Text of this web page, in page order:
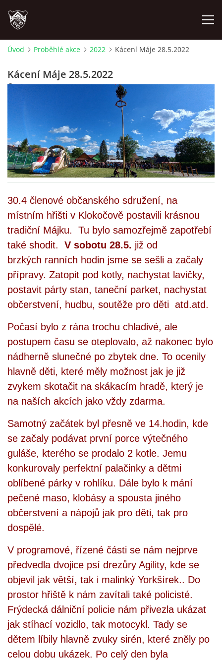
PLÁNOVANÉ AKCE
PROBĚHLÉ AKCE
NOVINKY
FOTOALBUM
VIDEA
INTERNÍ SEKCE
KONTAKTY
© 2026 eStránky.cz
Úvod Proběhlé akce 2022 Kácení Máje 28.5.2022
Kácení Máje 28.5.2022
14. 6. 2022
30.4 členové občanského sdružení, na
místním hřišti v Klokočově postavili krásnou
tradiční Májku. Tu bylo samozřejmě zapotřebí
také shodit. V sobotu 28.5. již od
brzkých ranních hodin jsme se sešli a začaly
přípravy. Zatopit pod kotly, nachystat lavičky,
postavit párty stan, taneční parket, nachystat
občerstvení, hudbu, soutěže pro děti atd.atd.
Počasí bylo z rána trochu chladivé, ale
postupem času se oteplovalo, až nakonec bylo
nádherně slunečné po zbytek dne. To ocenily
hlavně děti, které měly možnost jak je již
zvykem skotačit na skákacím hradě, který je
na naších akcích jako vždy zdarma.
Samotný začátek byl přesně ve 14.hodin, kde
se začaly podávat první porce výtečného
guláše, kterého se prodalo 2 kotle. Jemu
konkurovaly perfektní palačinky a dětmi
oblíbené párky v rohlíku. Dále bylo k mání
pečené maso, klobásy a spousta jiného
občerstvení a nápojů jak pro děti, tak pro
dospělé.
V programové, řízené části se nám nejprve
předvedla dvojice psí drezůry Agility, kde se
objevil jak větší, tak i malinký Yorkšírek.. Do
prostor hřiště k nám zavítali také policisté.
Frýdecká dálniční policie nám přivezla ukázat
jak stíhací vozidlo, tak motocykl. Tady se
dětem líbily hlavně zvuky sirén, které zněly po
celou dobu ukázek. Po celý den byla